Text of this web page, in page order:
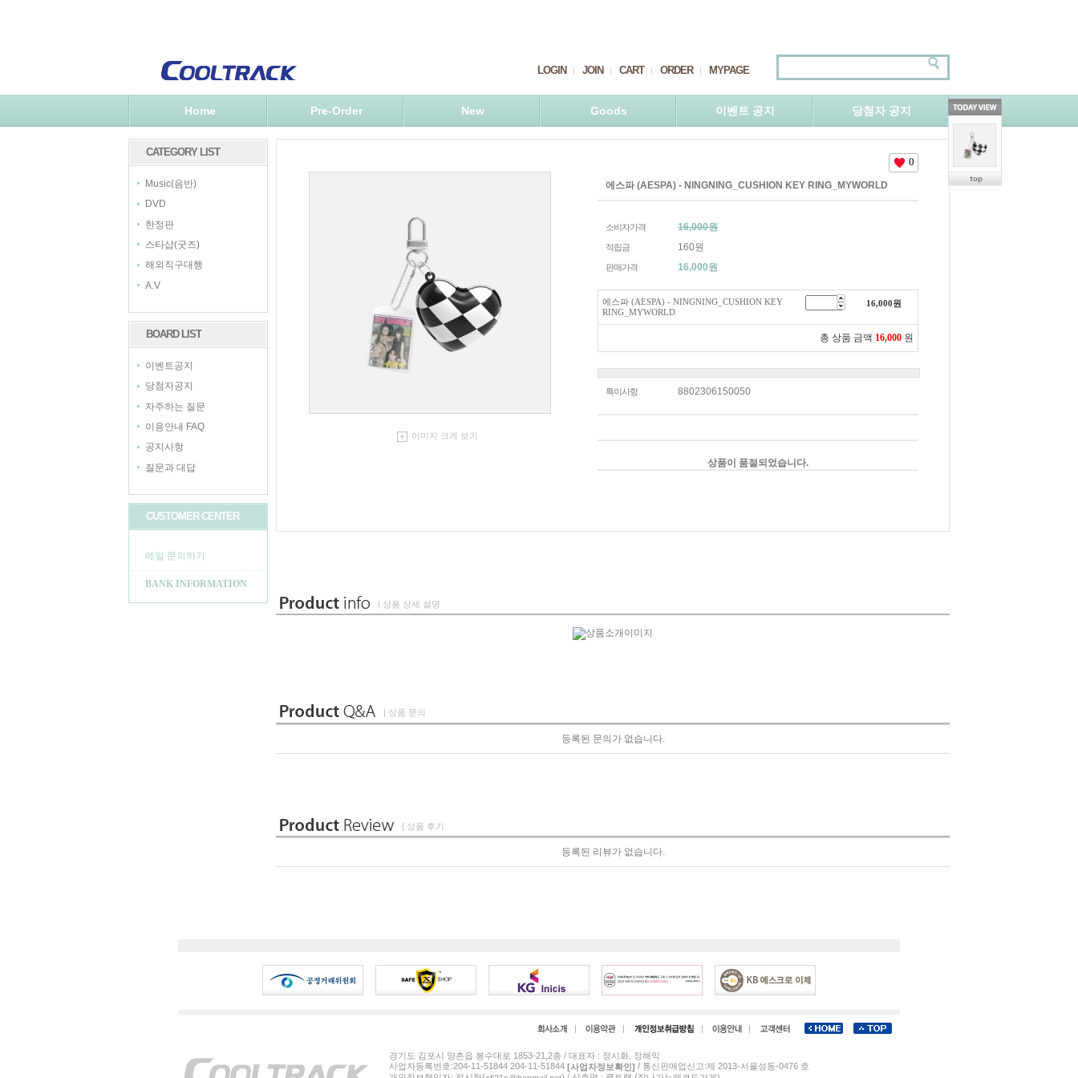
LOGIN JOIN CART ORDER MYPAGE
Home Pre-Order New Goods 이벤트 공지 당첨자 공지
CATEGORY LIST
Music(음반)
DVD
한정판
스타샵(굿즈)
해외직구대행
A.V
BOARD LIST
이벤트공지
당첨자공지
자주하는 질문
이용안내 FAQ
공지사항
질문과 대답
CUSTOMER CENTER
메일 문의하기
BANK INFORMATION
이미지 크게 보기
0
에스파 (AESPA) - NINGNING_CUSHION KEY RING_MYWORLD
소비자가격 16,000원
적립금 160원
판매가격 16,000원
에스파 (AESPA) - NINGNING_CUSHION KEY
RING_MYWORLD
16,000원
총 상품 금액 16,000 원
특이사항 8802306150050
상품이 품절되었습니다.
| 상품 상세 설명
| 상품 문의
등록된 문의가 없습니다.
| 상품 후기
등록된 리뷰가 없습니다.
경기도 김포시 양촌읍 봉수대로 1853-21,2층 / 대표자 : 정시화, 정해익
사업자등록번호:204-11-51844 204-11-51844 [사업자정보확인] / 통신판매업신고:제 2013-서울성동-0476 호